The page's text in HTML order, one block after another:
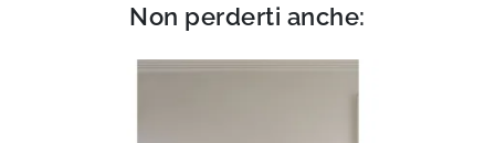
Non perderti anche: